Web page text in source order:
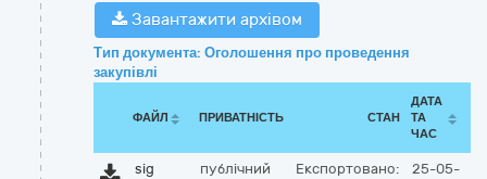
Завантажити архівом
Тип документа: Оголошення про проведення
закупівлі
ФАЙЛ ПРИВАТНІСТЬ СТАН
ДАТА
ТА
ЧАС
sig
публічний Експортовано:
25-05-